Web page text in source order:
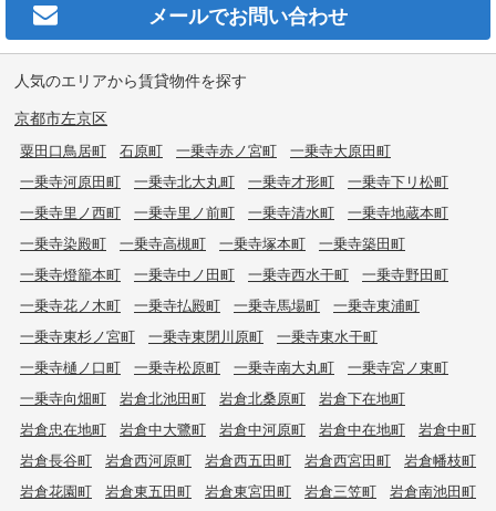
メールでお問い合わせ
人気のエリアから賃貸物件を探す
京都市左京区
粟田口鳥居町 石原町 一乗寺赤ノ宮町
一乗寺大原田町
一乗寺河原田町
一乗寺北大丸町 一乗寺才形町
一乗寺下リ松町
一乗寺里ノ西町
一乗寺里ノ前町 一乗寺清水町
一乗寺地蔵本町
一乗寺染殿町
一乗寺高槻町 一乗寺塚本町
一乗寺築田町
一乗寺燈籠本町
一乗寺中ノ田町 一乗寺西水干町
一乗寺野田町
一乗寺花ノ木町
一乗寺払殿町 一乗寺馬場町
一乗寺東浦町
一乗寺東杉ノ宮町
一乗寺東閉川原町
一乗寺東水干町
一乗寺樋ノ口町
一乗寺松原町 一乗寺南大丸町
一乗寺宮ノ東町
一乗寺向畑町
岩倉北池田町 岩倉北桑原町
岩倉下在地町
岩倉忠在地町
岩倉中大鷺町 岩倉中河原町 岩倉中在地町
岩倉中町
岩倉長谷町
岩倉西河原町 岩倉西五田町 岩倉西宮田町
岩倉幡枝町
岩倉花園町
岩倉東五田町 岩倉東宮田町 岩倉三笠町 岩倉南池田町